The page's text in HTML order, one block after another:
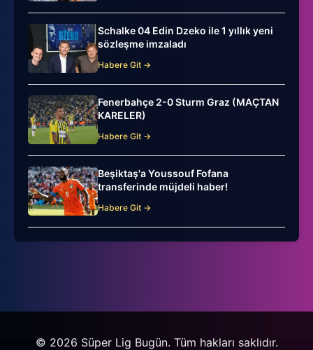
Schalke 04 Edin Dzeko ile 1 yıllık yeni
sözleşme imzaladı
Habere Git →
Fenerbahçe 2-0 Sturm Graz (MAÇTAN
KARELER)
Habere Git →
Beşiktaş'a Youssouf Fofana
transferinde müjdeli haber!
Habere Git →
© 2026 Süper Lig Bugün. Tüm hakları saklıdır.